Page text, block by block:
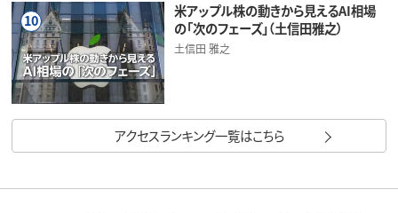
10
米アップル株の動きから見えるAI相場
の「次のフェーズ」（土信田雅之）
土信田 雅之
アクセスランキング一覧はこちら